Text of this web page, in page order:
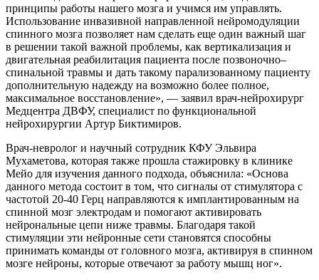
принципы работы нашего мозга и учимся им управлять.
Использование инвазивной направленной нейромодуляции
спинного мозга позволяет нам сделать еще один важный шаг
в решении такой важной проблемы, как вертикализация и
двигательная реабилитация пациента после позвоночно–
спинальной травмы и дать такому парализованному пациенту
дополнительную надежду на возможно более полное,
максимальное восстановление», — заявил врач-нейрохирург
Медцентра ДВФУ, специалист по функциональной
нейрохирургии Артур Биктимиров.
Врач-невролог и научный сотрудник КФУ Эльвира
Мухаметова, которая также прошла стажировку в клинике
Мейо для изучения данного подхода, объяснила: «Основа
данного метода состоит в том, что сигналы от стимулятора с
частотой 20-40 Герц направляются к имплантированным на
спинной мозг электродам и помогают активировать
нейрональные цепи ниже травмы. Благодаря такой
стимуляции эти нейронные сети становятся способны
принимать команды от головного мозга, активируя в спинном
мозге нейроны, которые отвечают за работу мышц ног».